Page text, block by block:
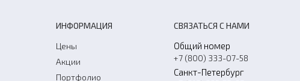
ИНФОРМАЦИЯ
Цены
Акции
Портфолио
СВЯЗАТЬСЯ С НАМИ
Общий номер
+7 (800) 333-07-58
Санкт-Петербург